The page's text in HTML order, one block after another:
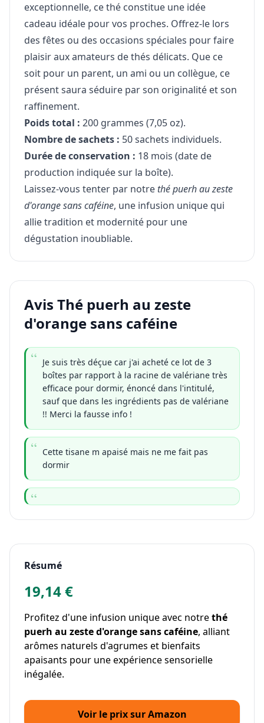
exceptionnelle, ce thé constitue une idée
cadeau idéale pour vos proches. Offrez-le lors
des fêtes ou des occasions spéciales pour faire
plaisir aux amateurs de thés délicats. Que ce
soit pour un parent, un ami ou un collègue, ce
présent saura séduire par son originalité et son
raffinement.
Poids total : 200 grammes (7,05 oz).
Nombre de sachets : 50 sachets individuels.
Durée de conservation : 18 mois (date de
production indiquée sur la boîte).
Laissez-vous tenter par notre thé puerh au zeste
d'orange sans caféine, une infusion unique qui
allie tradition et modernité pour une
dégustation inoubliable.
Avis Thé puerh au zeste
d'orange sans caféine
Je suis très déçue car j'ai acheté ce lot de 3
boîtes par rapport à la racine de valériane très
efficace pour dormir, énoncé dans l'intitulé,
sauf que dans les ingrédients pas de valériane
!! Merci la fausse info !
Cette tisane m apaisé mais ne me fait pas
dormir
Résumé
19,14 €
Profitez d'une infusion unique avec notrethé
puerh au zeste d'orange sans caféine, alliant
arômes naturels d'agrumes et bienfaits
apaisants pour une expérience sensorielle
inégalée.
Voir le prix sur Amazon